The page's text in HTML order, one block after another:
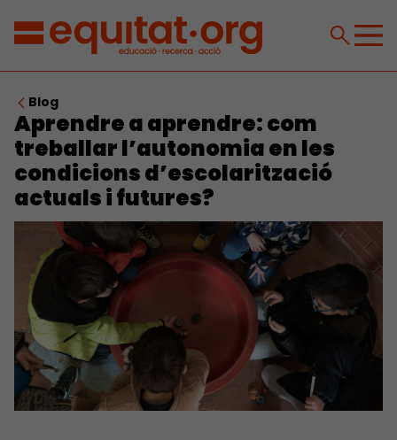
Blog
Aprendre a aprendre: com
treballar l’autonomia en les
condicions d’escolarització
actuals i futures?